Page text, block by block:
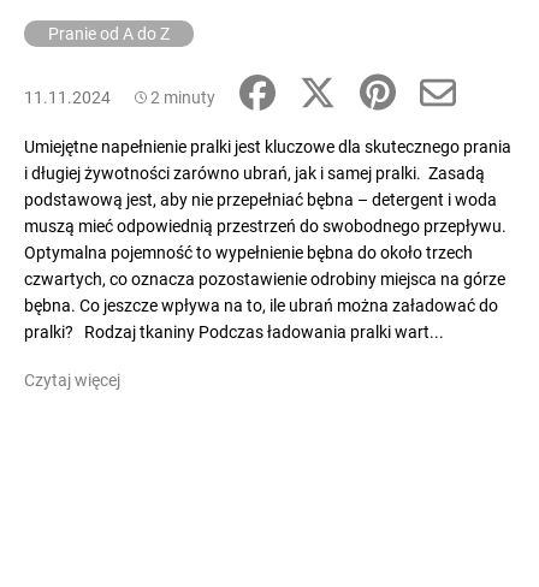
Pranie od A do Z
11.11.2024 2 minuty
Umiejętne napełnienie pralki jest kluczowe dla skutecznego prania
i długiej żywotności zarówno ubrań, jak i samej pralki. Zasadą
podstawową jest, aby nie przepełniać bębna – detergent i woda
muszą mieć odpowiednią przestrzeń do swobodnego przepływu.
Optymalna pojemność to wypełnienie bębna do około trzech
czwartych, co oznacza pozostawienie odrobiny miejsca na górze
bębna. Co jeszcze wpływa na to, ile ubrań można załadować do
pralki? Rodzaj tkaniny Podczas ładowania pralki wart...
Czytaj więcej